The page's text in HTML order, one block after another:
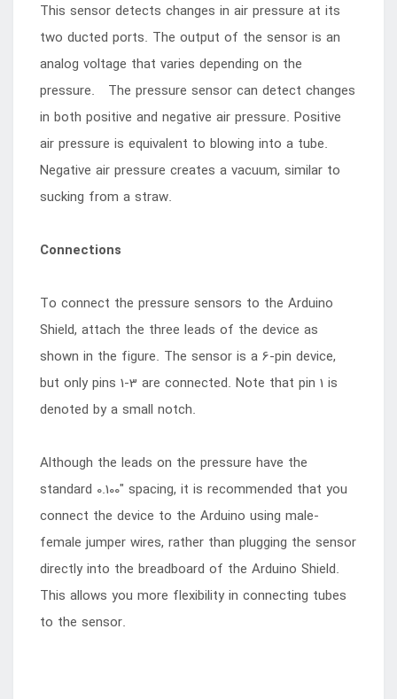
This sensor detects changes in air pressure at its
two ducted ports. The output of the sensor is an
analog voltage that varies depending on the
pressure. The pressure sensor can detect changes
in both positive and negative air pressure. Positive
air pressure is equivalent to blowing into a tube.
Negative air pressure creates a vacuum, similar to
sucking from a straw.
Connections
To connect the pressure sensors to the Arduino
Shield, attach the three leads of the device as
shown in the figure. The sensor is a 6-pin device,
but only pins 1-3 are connected. Note that pin 1 is
denoted by a small notch.
Although the leads on the pressure have the
standard 0.100" spacing, it is recommended that you
connect the device to the Arduino using male-
female jumper wires, rather than plugging the sensor
directly into the breadboard of the Arduino Shield.
This allows you more flexibility in connecting tubes
to the sensor.